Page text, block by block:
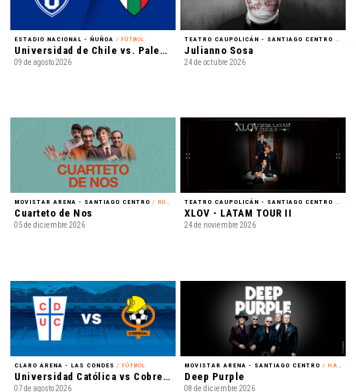
ESTADIO NACIONAL - ÑUÑOA / FÚTBOL
Universidad de Chile vs. Palestino - Liga de Primera Mercado Libre - Fecha 18
09 de agosto 2026
TEATRO CAUPOLICÁN - SANTIAGO CENTRO
Julianno Sosa
24 de octubre 2026
MOVISTAR ARENA - SANTIAGO CENTRO / ROCK
Cuarteto de Nos
05 de diciembre 2026
TEATRO CAUPOLICÁN - SANTIAGO CENTRO
XLOV - LATAM TOUR II
24 de noviembre 2026
CLARO ARENA - LAS CONDES / FÚTBOL
Universidad Católica vs Cobresal - Liga de Primera Mercado Libre - Fecha 18
07 de agosto 2026
MOVISTAR ARENA - SANTIAGO CENTRO / HARD ROCK
Deep Purple
08 de diciembre 2026